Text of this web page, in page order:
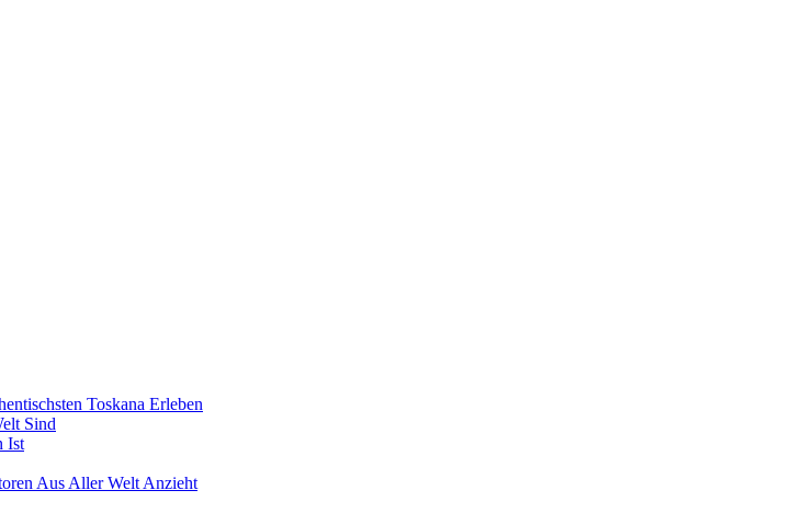
Toskana Erleben
Sind
Ist
Aus Aller Welt Anzieht